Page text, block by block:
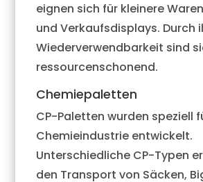
eignen sich für kleinere
und Verkaufsdisplays. Durch
Wiederverwendbarkeit sind
ressourcenschonend.
Chemiepaletten
CP-Paletten wurden speziell
Chemieindustrie entwickelt.
Unterschiedliche CP-Typen
den Transport von Säcken,